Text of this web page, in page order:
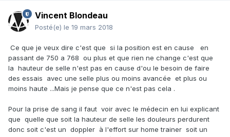
Vincent Blondeau
Posté(e) le 19 mars 2018
Ce que je veux dire c'est que si la position est en cause en
passant de 750 a 768 ou plus et que rien ne change c'est que
la hauteur de selle n'est pas en cause d'ou le besoin de faire
des essais avec une selle plus ou moins avancée et plus ou
moins haute ...Mais je pense que ce n'est pas cela .
Pour la prise de sang il faut voir avec le médecin en lui explicant
que quelle que soit la hauteur de selle les douleurs perdurent
donc soit c'est un doppler à l'effort sur home trainer soit un